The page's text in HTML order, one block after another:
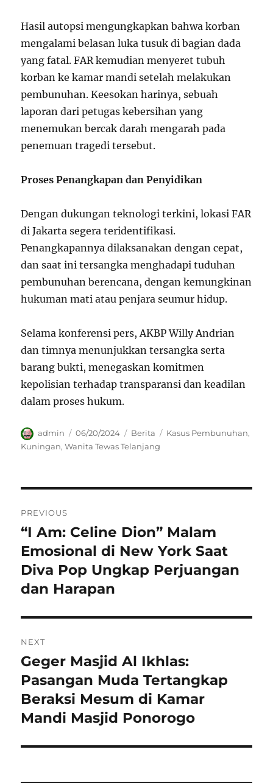
Hasil autopsi mengungkapkan bahwa korban
mengalami belasan luka tusuk di bagian dada
yang fatal. FAR kemudian menyeret tubuh
korban ke kamar mandi setelah melakukan
pembunuhan. Keesokan harinya, sebuah
laporan dari petugas kebersihan yang
menemukan bercak darah mengarah pada
penemuan tragedi tersebut.
Proses Penangkapan dan Penyidikan
Dengan dukungan teknologi terkini, lokasi FAR
di Jakarta segera teridentifikasi.
Penangkapannya dilaksanakan dengan cepat,
dan saat ini tersangka menghadapi tuduhan
pembunuhan berencana, dengan kemungkinan
hukuman mati atau penjara seumur hidup.
Selama konferensi pers, AKBP Willy Andrian
dan timnya menunjukkan tersangka serta
barang bukti, menegaskan komitmen
kepolisian terhadap transparansi dan keadilan
dalam proses hukum.
Author
admin
Posted
on
06/20/2024 Categories
Berita Tags
Kasus Pembunuhan,
Kuningan,Wanita Tewas Telanjang
pos
PREVIOUS
Previous
post:
“I Am: Celine Dion” Malam
Emosional di New York Saat
Diva Pop Ungkap Perjuangan
dan Harapan
NEXT
Next
post:
Geger Masjid Al Ikhlas:
Pasangan Muda Tertangkap
Beraksi Mesum di Kamar
Mandi Masjid Ponorogo